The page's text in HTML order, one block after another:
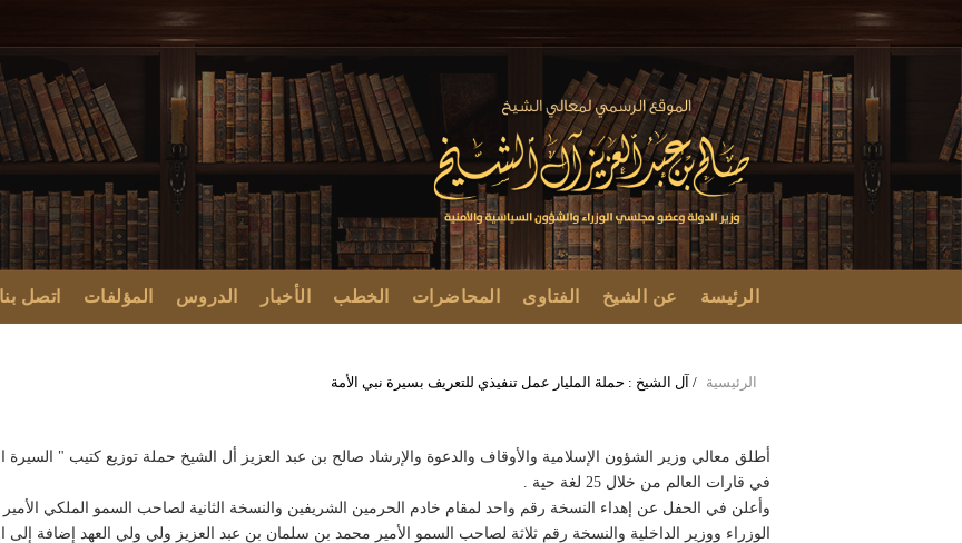
المحتوى
الرئيسي
MAIN
NAVIGATION
الرئيسة عن الشيخ الفتاوى المحاضرات الخطب الأخبار الدروس المؤلفات اتصل بنا
Breadcrumb
الرئيسية / آل الشيخ : حملة المليار عمل تنفيذي للتعريف بسيرة نبي الأمة
أطلق معالي وزير الشؤون الإسلامية والأوقاف والدعوة والإرشاد صالح بن عبد العزيز أل الشيخ حملة توزيع كتيب "
في قارات العالم من خلال 25 لغة حية .
وأعلن في الحفل عن إهداء النسخة رقم واحد لمقام خادم الحرمين الشريفين والنسخة الثانية لصاحب السمو الملكي
الوزراء ووزير الداخلية والنسخة رقم ثلاثة لصاحب السمو الأمير محمد بن سلمان بن عبد العزيز ولي ولي العهد إضافة